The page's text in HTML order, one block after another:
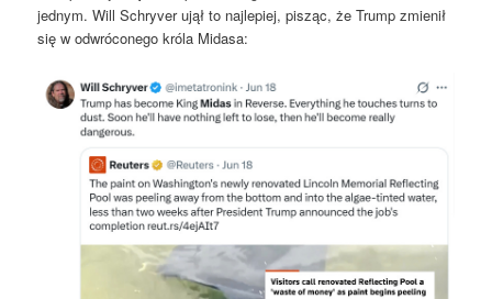
jednym. Will Schryver ujął to najlepiej, pisząc, że Trump zmienił
się w odwróconego króla Midasa: